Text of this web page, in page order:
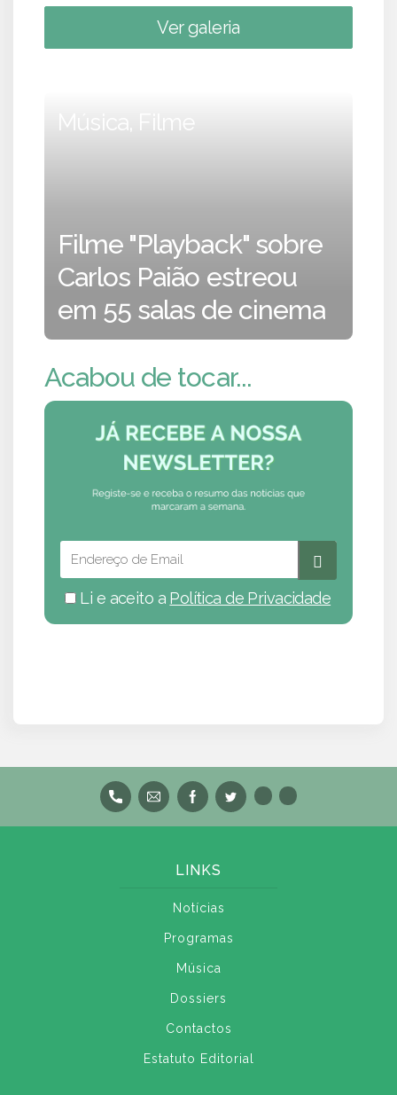
Ver galeria
Música, Filme
Filme "Playback" sobre
Carlos Paião estreou
em 55 salas de cinema
Acabou de tocar...
Li e aceito a Política de Privacidade
LINKS
Notícias
Programas
Música
Dossiers
Contactos
Estatuto Editorial